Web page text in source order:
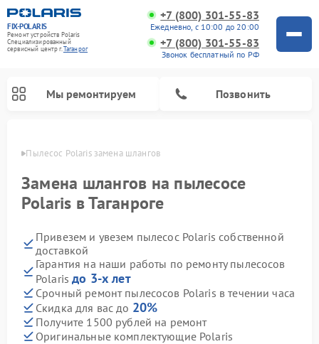
FIX-POLARIS
Ремонт устройств Polaris
Специализированный
cервисный центр г.Таганрог
+7 (800) 301-55-83
Ежедневно, с 10:00 до 20:00
+7 (800) 301-55-83
Звонок бесплатный по РФ
Мы ремонтируем Позвонить
Пылесос Polaris замена шлангов
Замена шлангов на пылесосе
Polaris в Таганроге
Привезем и увезем пылесос Polaris собственной
доставкой
Гарантия на наши работы по ремонту пылесосов
Polarisдо 3-х лет
Срочный ремонт пылесосов Polaris в течении часа
Скидка для вас до 20%
Получите 1500 рублей на ремонт
Оригинальные комплектующие Polaris